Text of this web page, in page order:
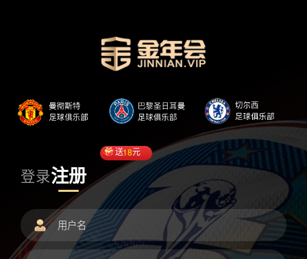
登录注册
送18元